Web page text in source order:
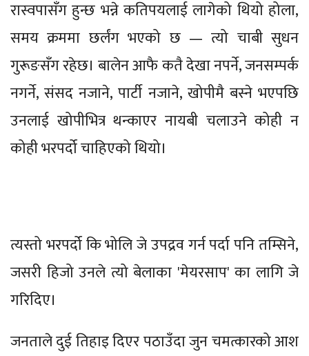
रास्वपासँग हुन्छ भन्ने कतिपयलाई लागेको थियो होला,
समय क्रममा छर्लंग भएको छ — त्यो चाबी सुधन
गुरूङसँग रहेछ। बालेन आफै कतै देखा नपर्ने, जनसम्पर्क
नगर्ने, संसद नजाने, पार्टी नजाने, खोपीमै बस्ने भएपछि
उनलाई खोपीभित्र थन्काएर नायबी चलाउने कोही न
कोही भरपर्दो चाहिएको थियो।
त्यस्तो भरपर्दो कि भोलि जे उपद्रव गर्न पर्दा पनि तम्सिने,
जसरी हिजो उनले त्यो बेलाका 'मेयरसाप' का लागि जे
गरिदिए।
जनताले दुई तिहाइ दिएर पठाउँदा जुन चमत्कारको आश